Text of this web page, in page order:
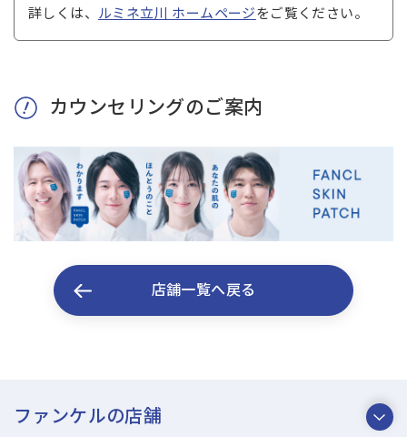
詳しくは、 ルミネ立川 ホームページをご覧ください。
カウンセリングのご案内
店舗一覧へ戻る
ファンケルの店舗